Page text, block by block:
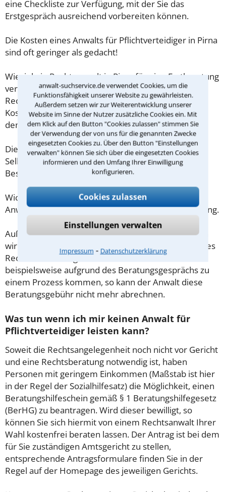
anwalt-suchservice.de verwendet Cookies, um die
Funktionsfähigkeit unserer Website zu gewährleisten.
Außerdem setzen wir zur Weiterentwicklung unserer
Website im Sinne der Nutzer zusätzliche Cookies ein. Mit
dem Klick auf den Button "Cookies zulassen" stimmen Sie
der Verwendung der von uns für die genannten Zwecke
eingesetzten Cookies zu. Über den Button "Einstellungen
verwalten" können Sie sich über die eingesetzten Cookies
informieren und den Umfang Ihrer Einwilligung
konfigurieren.
Cookies zulassen
Einstellungen verwalten
Impressum ⁃ Datenschutzerklärung
eine Checkliste zur Verfügung, mit der Sie das
Erstgespräch ausreichend vorbereiten können.
Die Kosten eines Anwalts für Pflichtverteidiger in Pirna
sind oft geringer als gedacht!
Wieviel ein Rechtsanwalt in Pirna für eine Erstberatung
verlangen darf, ist in §34 des
Rechtsanwaltsvergütungsgesetz (RVG) geregelt. Die
Kosten für das erste Beratungsgespräch betragen
demnach maximal 190,00 € zzgl. MwSt.
Diese Regelung gilt jedoch nur für Verbraucher. Für
Selbstständige oder Freiberufler gilt diese
Beschränkung nicht.
Wichtig daher: Klären Sie die Kostenfrage mit Ihrem
Anwalt aus Pirna schon zu Beginn der ersten Beratung.
Außerdem gut zu wissen: Gemäß § 34 Absatz 2 RVG
wird die Beratungsgebühr auf weitere Tätigkeiten des
Rechtsanwalts angerechnet. Sollte es also
beispielsweise aufgrund des Beratungsgesprächs zu
einem Prozess kommen, so kann der Anwalt diese
Beratungsgebühr nicht mehr abrechnen.
Was tun wenn ich mir keinen Anwalt für
Pflichtverteidiger leisten kann?
Soweit die Rechtsangelegenheit noch nicht vor Gericht
und eine Rechtsberatung notwendig ist, haben
Personen mit geringem Einkommen (Maßstab ist hier
in der Regel der Sozialhilfesatz) die Möglichkeit, einen
Beratungshilfeschein gemäß § 1 Beratungshilfegesetz
(BerHG) zu beantragen. Wird dieser bewilligt, so
können Sie sich hiermit von einem Rechtsanwalt Ihrer
Wahl kostenfrei beraten lassen. Der Antrag ist bei dem
für Sie zuständigen Amtsgericht zu stellen,
entsprechende Antragsformulare finden Sie in der
Regel auf der Homepage des jeweiligen Gerichts.